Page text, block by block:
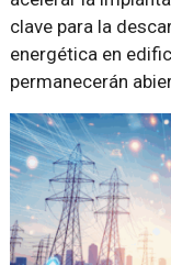
clave para la
energética en
permanecerán